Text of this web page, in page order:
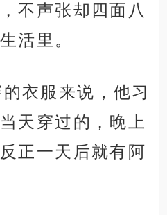
不声张却四面八
活里。
衣服来说，他习
天穿过的，晚上
正一天后就有阿